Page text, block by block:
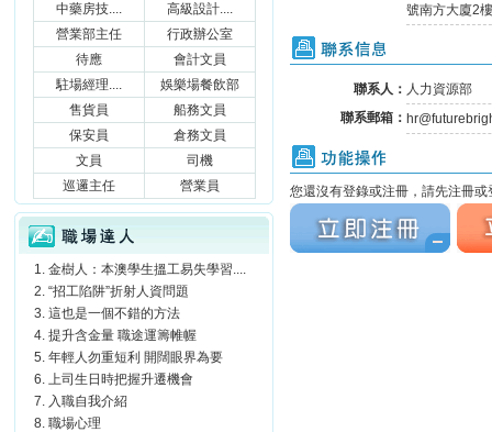
號南方大廈2
聯系信息
聯系人： 人力資源部
聯系郵箱：
功能操作
您還沒有登錄或注冊，請先注冊
立刻注冊
立刻
中藥房技....
高級設計....
營業部主任
行政辦公室
待應
會計文員
駐場經理....
娛樂場餐飲部
售貨員
船務文員
保安員
倉務文員
文員
司機
巡邏主任
營業員
職場達人
金樹人：本澳學生搵工易失學習....
“招工陷阱”折射人資問題
這也是一個不錯的方法
提升含金量 職途運籌帷幄
年輕人勿重短利 開闊眼界為要
上司生日時把握升遷機會
入職自我介紹
職場心理